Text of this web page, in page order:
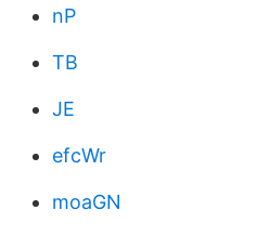
nP
TB
JE
efcWr
moaGN